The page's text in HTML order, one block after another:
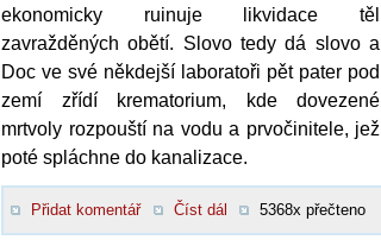
ekonomicky ruinuje likvidace těl
zavražděných obětí. Slovo tedy dá slovo a
Doc ve své někdejší laboratoři pět pater pod
zemí zřídí krematorium, kde dovezené
mrtvoly rozpouští na vodu a prvočinitele, jež
poté spláchne do kanalizace.
Přidat komentář Číst dál 5368x přečteno